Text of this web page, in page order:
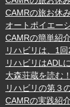
CAMRの旅お休
オートポイエー
CAMRの簡単紹
リハビリは、1
リハビリはADL
大森荘蔵を読む
リハビリの第３
CAMRの実践紹